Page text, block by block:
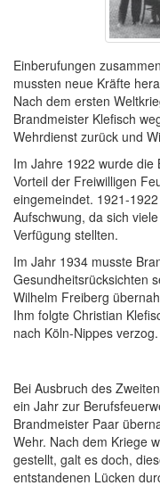
Einberufungen
mussten neue Kräfte
Nach dem ersten
Brandmeister Klefisch
Wehrdienst zurück und
Im Jahre 1922 wurde die
Vorteil der Freiwilligen
eingemeindet. 1921-
Aufschwung, da sich
Verfügung stellten.
Im Jahr 1934 musste
Gesundheitsrücksichten
Wilhelm Freiberg
Ihm folgte Christian
nach Köln-Nippes
Bei Ausbruch des
ein Jahr zur
Brandmeister Paar
Wehr. Nach dem Kriege
gestellt, galt es doch,
entstandenen Lücken